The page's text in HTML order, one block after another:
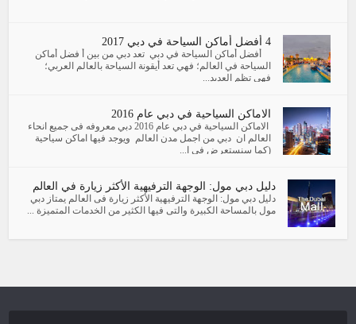
أفضل أماكن السياحة في دبي تعد دبي من بين أ فضل أماكن
السياحة في العالم؛ فهي تعد أيقونة السياحة بالعالم العربي؛
فهي تظم العديد...
الاماكن السياحية في دبي عام 2016
الاماكن السياحية في دبي عام 2016 دبي معروفه فى جميع انحاء
العالم ان دبي من اجمل مدن العالم ويوجد فيها اماكن سياحية
(كما سنستعرض فى ا...
دليل دبي مول: الوجهة الترفيهية الأكثر زيارة في العالم
دليل دبي مول: الوجهة الترفيهية الأكثر زيارة فى العالم يمتاز دبي
مول بالمساحة الكبيرة والتى فيها الكثير من الخدمات المتميزة ...